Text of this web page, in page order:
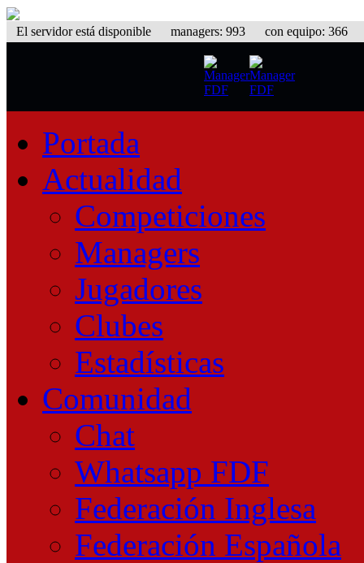
El servidor está disponible managers: 993 con equipo: 366
Portada
Actualidad
Competiciones
Managers
Jugadores
Clubes
Estadísticas
Comunidad
Chat
Whatsapp FDF
Federación Inglesa
Federación Española